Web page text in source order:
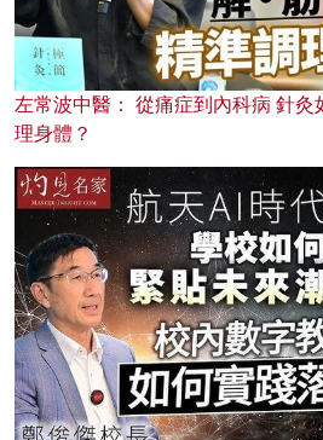
左常波中醫： 從痛症到內科病 針灸
理身體？